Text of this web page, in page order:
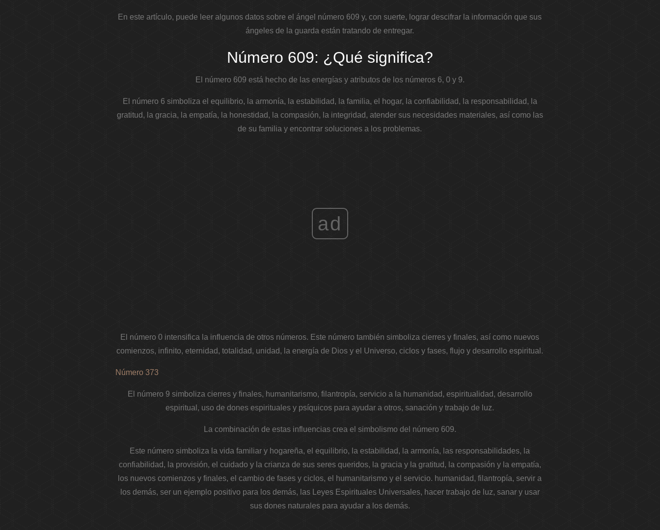
En este artículo, puede leer algunos datos sobre el ángel número 609 y, con suerte, lograr descifrar la información que sus
ángeles de la guarda están tratando de entregar.
Número 609: ¿Qué significa?
El número 609 está hecho de las energías y atributos de los números 6, 0 y 9.
El número 6 simboliza el equilibrio, la armonía, la estabilidad, la familia, el hogar, la confiabilidad, la responsabilidad, la
gratitud, la gracia, la empatía, la honestidad, la compasión, la integridad, atender sus necesidades materiales, así como las
de su familia y encontrar soluciones a los problemas.
ad
El número 0 intensifica la influencia de otros números. Este número también simboliza cierres y finales, así como nuevos
comienzos, infinito, eternidad, totalidad, unidad, la energía de Dios y el Universo, ciclos y fases, flujo y desarrollo espiritual.
Número 373
El número 9 simboliza cierres y finales, humanitarismo, filantropía, servicio a la humanidad, espiritualidad, desarrollo
espiritual, uso de dones espirituales y psíquicos para ayudar a otros, sanación y trabajo de luz.
La combinación de estas influencias crea el simbolismo del número 609.
Este número simboliza la vida familiar y hogareña, el equilibrio, la estabilidad, la armonía, las responsabilidades, la
confiabilidad, la provisión, el cuidado y la crianza de sus seres queridos, la gracia y la gratitud, la compasión y la empatía,
los nuevos comienzos y finales, el cambio de fases y ciclos, el humanitarismo y el servicio. humanidad, filantropía, servir a
los demás, ser un ejemplo positivo para los demás, las Leyes Espirituales Universales, hacer trabajo de luz, sanar y usar
sus dones naturales para ayudar a los demás.